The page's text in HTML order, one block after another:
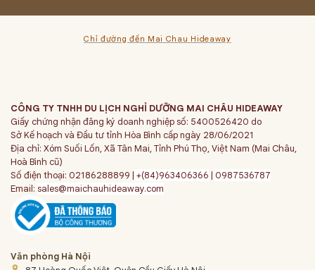
Chỉ đường đến Mai Chau Hideaway
CÔNG TY TNHH DU LỊCH NGHỈ DƯỠNG MAI CHÂU HIDEAWAY
Giấy chứng nhận đăng ký doanh nghiệp số: 5400526420 do
Sở Kế hoạch và Đầu tư tỉnh Hòa Bình cấp ngày 28/06/2021
Địa chỉ: Xóm Suối Lốn, Xã Tân Mai, Tỉnh Phú Thọ, Việt Nam (Mai Châu,
Hoà Bình cũ)
Số điện thoại: 02186288899 | +(84)963406366 | 0987536787
Email: sales@maichauhideaway.com
Văn phòng Hà Nội
place